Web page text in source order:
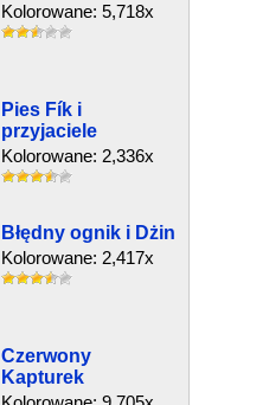
Kolorowane: 5,718x
Pies Fík i
przyjaciele
Kolorowane: 2,336x
Błędny ognik i Dżin
Kolorowane: 2,417x
Czerwony
Kapturek